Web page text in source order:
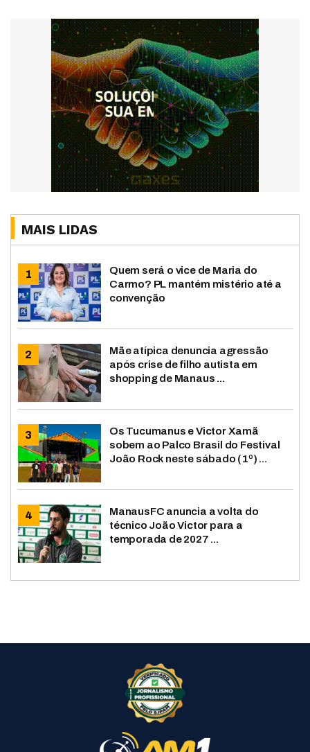
MAIS LIDAS
Quem será o vice de Maria do
Carmo? PL mantém mistério até a
convenção
Mãe atípica denuncia agressão
após crise de filho autista em
shopping de Manaus ...
Os Tucumanus e Victor Xamã
sobem ao Palco Brasil do Festival
João Rock neste sábado (1º) ...
ManausFC anuncia a volta do
técnico João Victor para a
temporada de 2027 ...